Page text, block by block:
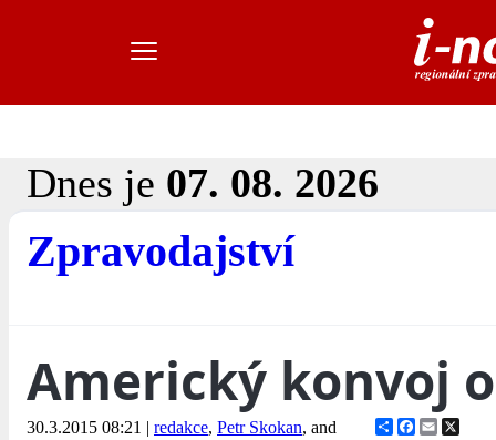
Dnes je 07. 08. 2026
Zpravodajství
Americký konvoj
30.3.2015 08:21 | redakce, Petr Skokan, and
ShareFacebook
Email